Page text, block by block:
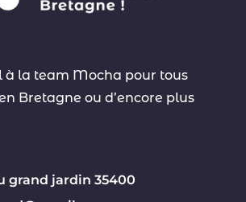
à la team Mocha pour tous
Bretagne ou d’encore plus
grand jardin 35400